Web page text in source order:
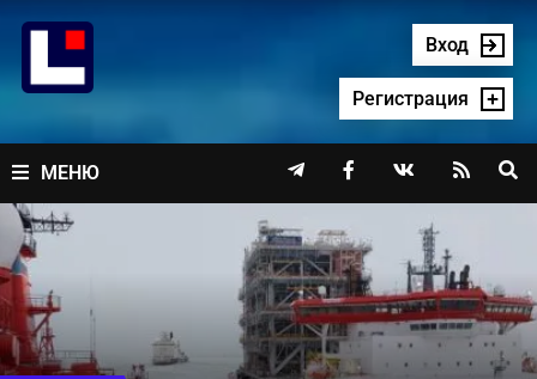
содержимому
Вход
Регистрация
МЕНЮ    